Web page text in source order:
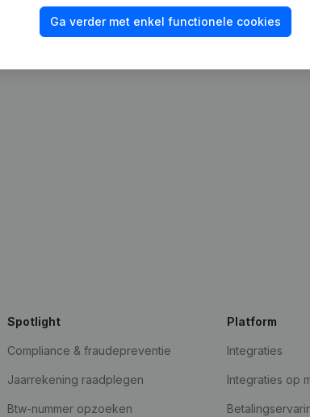
Ga verder met enkel functionele cookies
Spotlight
Compliance & fraudepreventie
Jaarrekening raadplegen
Btw-nummer opzoeken
Platform
Integraties
Integraties op